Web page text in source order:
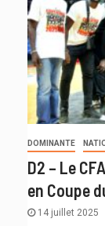
DOMINANTE
D2 – Le
en Coupe
14 juillet 2025